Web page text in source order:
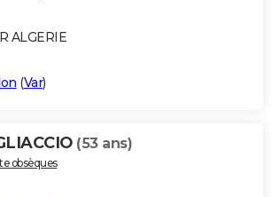
ALGERIE
(Var)
(53 ans)
obsèques